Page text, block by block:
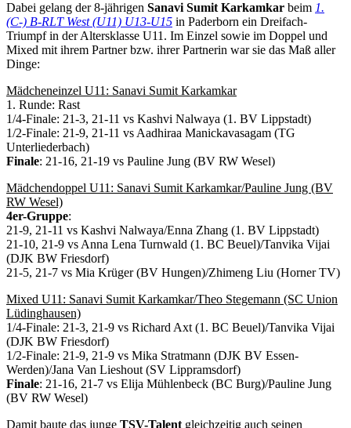
Dabei gelang der 8-jährigen Sanavi Sumit Karkamkar beim 1.
(C-) B-RLT West (U11) U13-U15 in Paderborn ein Dreifach-
Triumpf in der Altersklasse U11. Im Einzel sowie im Doppel und
Mixed mit ihrem Partner bzw. ihrer Partnerin war sie das Maß aller
Dinge:
Mädcheneinzel U11: Sanavi Sumit Karkamkar
1. Runde: Rast
1/4-Finale: 21-3, 21-11 vs Kashvi Nalwaya (1. BV Lippstadt)
1/2-Finale: 21-9, 21-11 vs Aadhiraa Manickavasagam (TG
Unterliederbach)
Finale: 21-16, 21-19 vs Pauline Jung (BV RW Wesel)
Mädchendoppel U11: Sanavi Sumit Karkamkar/Pauline Jung (BV
RW Wesel)
4er-Gruppe:
21-9, 21-11 vs Kashvi Nalwaya/Enna Zhang (1. BV Lippstadt)
21-10, 21-9 vs Anna Lena Turnwald (1. BC Beuel)/Tanvika Vijai
(DJK BW Friesdorf)
21-5, 21-7 vs Mia Krüger (BV Hungen)/Zhimeng Liu (Horner TV)
Mixed U11: Sanavi Sumit Karkamkar/Theo Stegemann (SC Union
Lüdinghausen)
1/4-Finale: 21-3, 21-9 vs Richard Axt (1. BC Beuel)/Tanvika Vijai
(DJK BW Friesdorf)
1/2-Finale: 21-9, 21-9 vs Mika Stratmann (DJK BV Essen-
Werden)/Jana Van Lieshout (SV Lippramsdorf)
Finale: 21-16, 21-7 vs Elija Mühlenbeck (BC Burg)/Pauline Jung
(BV RW Wesel)
Damit baute das junge TSV-Talent gleichzeitig auch seinen